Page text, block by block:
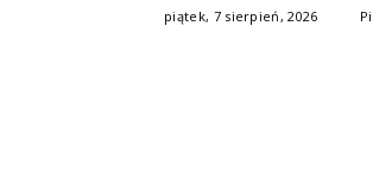
piątek, 7 sierpień, 2026